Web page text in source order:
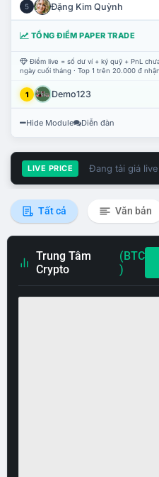
5 Đặng Kim Quỳnh
TỔNG ĐIỂM PAPER TRADE
Điểm live = số dư ví + ký quỹ + PnL
ngày cuối tháng · Top 1 trên 20.000 đ
1 Demo123
Hide Module Diễn đàn
LIVE PRICE Đang tải giá
Tất cả Văn bản
Trung Tâm
Crypto
(BTC
)